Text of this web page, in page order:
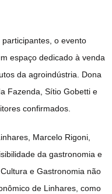
o evento
espaço dedicado à venda
da agroindústria. Dona
Fazenda, Sítio Gobetti e
confirmados.
Marcelo Rigoni,
da gastronomia e
e Gastronomia não
de Linhares, como